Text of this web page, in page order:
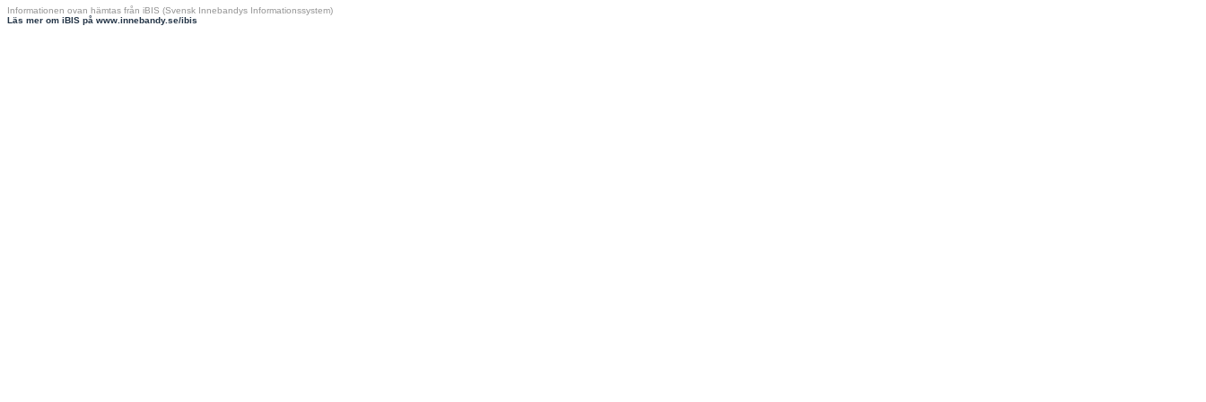
Informationen ovan hämtas från iBIS (Svensk Innebandys Informationssystem)
Läs mer om iBIS på www.innebandy.se/ibis